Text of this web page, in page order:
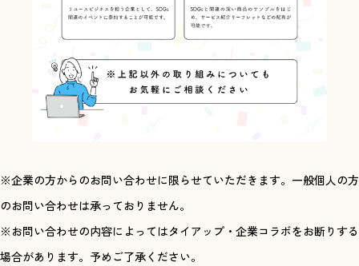
※企業の方からのお問い合わせに限らせていただきます。一般個人の方
のお問い合わせは承っておりません。
※お問い合わせの内容によってはタイアップ・企業コラボをお断りする
場合があります。予めご了承ください。